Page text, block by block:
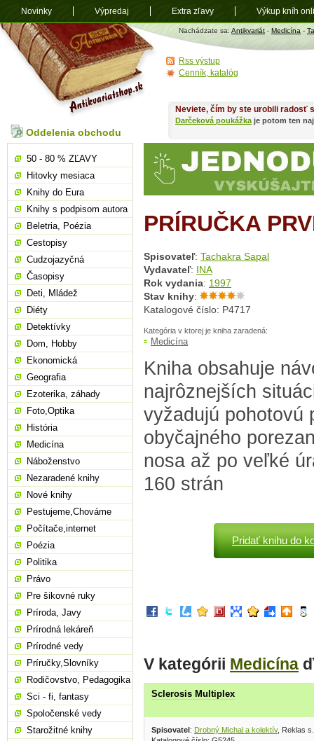
Antikvariát
shop.sk
Nachádzate sa: Antikvariát - Medicína -
PRÍRUČKA
Spisovateľ: Tachakra Sapal
Vydavateľ: INA
Rok vydania: 1997
Stav knihy:
Katalogové číslo: P4717
Kategória v ktorej je kniha zaradená:
Medicína
Kniha obsahuje
najrôznejších
vyžadujú pohotovú
obyčajného
nosa až po veľké
160 strán
Pridať knihu do
V kategórii Medicína
Sclerosis Multiplex
Spisovatel: Drobný Michal a kolektív, Reklas
Neviete, čím by ste urobili radosť
Darčeková poukážka je potom ten
Oddelenia obchodu
50 - 80 % ZĽAVY
Hitovky mesiaca
Knihy do Eura
Knihy s podpisom autora
Beletria, Poézia
Cestopisy
Cudzojazyčná
Časopisy
Deti, Mládež
Diéty
Detektívky
Dom, Hobby
Ekonomická
Geografia
Ezoterika, záhady
Foto,Optika
História
Medicína
Náboženstvo
Nezaradené knihy
Nové knihy
Pestujeme,Chováme
Počítače,internet
Poézia
Politika
Právo
Pre šikovné ruky
Príroda, Javy
Prírodná lekáreň
Prírodné vedy
Príručky,Slovníky
Rodičovstvo, Pedagogika
Sci - fi, fantasy
Spoločenské vedy
Starožitné knihy
Rss výstup
Cenník, katalóg
Novinky Výpredaj Extra zľavy Výkup kníh